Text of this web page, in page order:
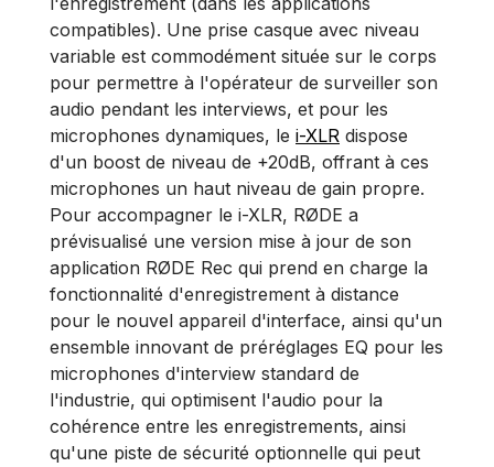
compatibles). Une prise casque avec niveau
variable est commodément située sur le corps
pour permettre à l'opérateur de surveiller son
audio pendant les interviews, et pour les
microphones dynamiques, le i-XLR dispose
d'un boost de niveau de +20dB, offrant à ces
microphones un haut niveau de gain propre.
Pour accompagner le i-XLR, RØDE a
prévisualisé une version mise à jour de son
application RØDE Rec qui prend en charge la
fonctionnalité d'enregistrement à distance
pour le nouvel appareil d'interface, ainsi qu'un
ensemble innovant de préréglages EQ pour les
microphones d'interview standard de
l'industrie, qui optimisent l'audio pour la
cohérence entre les enregistrements, ainsi
qu'une piste de sécurité optionnelle qui peut